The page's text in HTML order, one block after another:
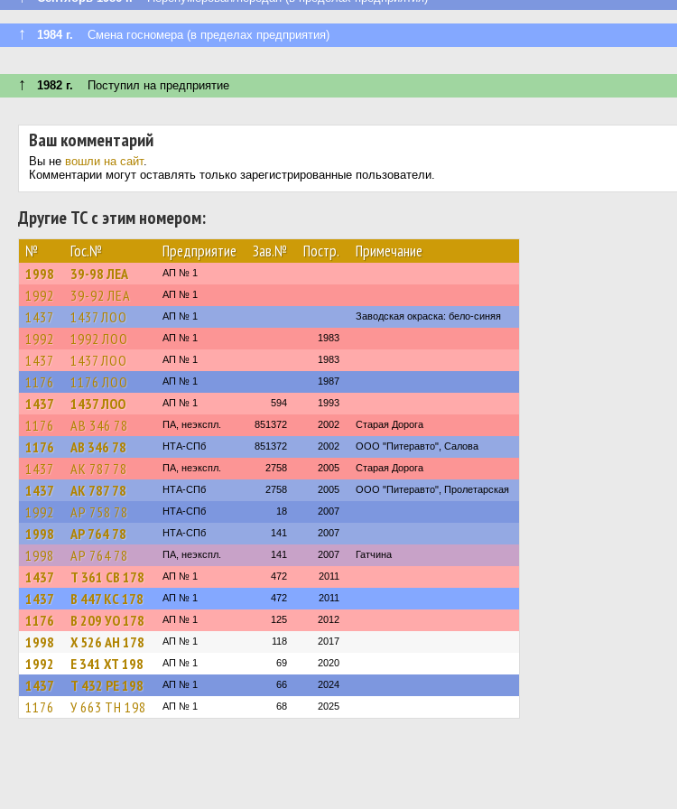
↑ 1984 г. Смена госномера (в пределах предприятия)
↑ 1982 г. Поступил на предприятие
Ваш комментарий
Вы не вошли на сайт.
Комментарии могут оставлять только зарегистрированные пользователи.
Другие ТС с этим номером:
№ Гос.№ Предприятие Зав.№ Постр. Примечание
1998 39-98 ЛЕА АП № 1
1992 39-92 ЛЕА АП № 1
1437 1437 ЛОО АП № 1 Заводская окраска: бело-синяя
1992 1992 ЛОО АП № 1 1983
1437 1437 ЛОО АП № 1 1983
1176 1176 ЛОО АП № 1 1987
1437 1437 ЛОО АП № 1 594 1993
1176 АВ 346 78 ПА, неэкспл. 851372 2002 Старая Дорога
1176 АВ 346 78 НТА-СПб 851372 2002 ООО "Питеравто", Салова
1437 АК 787 78 ПА, неэкспл. 2758 2005 Старая Дорога
1437 АК 787 78 НТА-СПб 2758 2005 ООО "Питеравто", Пролетарская
1992 АР 758 78 НТА-СПб 18 2007
1998 АР 764 78 НТА-СПб 141 2007
1998 АР 764 78 ПА, неэкспл. 141 2007 Гатчина
1437 Т 361 СВ 178 АП № 1 472 2011
1437 В 447 КС 178 АП № 1 472 2011
1176 В 209 УО 178 АП № 1 125 2012
1998 Х 526 АН 178 АП № 1 118 2017
1992 Е 341 ХТ 198 АП № 1 69 2020
1437 Т 432 РЕ 198 АП № 1 66 2024
1176 У 663 ТН 198 АП № 1 68 2025